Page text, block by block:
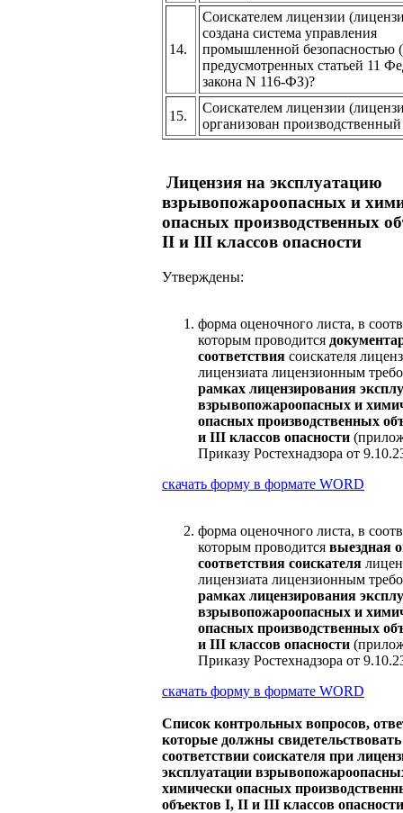
14.
Соискателем лицензии
создана система управления
промышленной безопасностью
предусмотренных статьей 11
закона N 116-ФЗ)?
15.
Соискателем лицензии
организован производственный
Лицензия на эксплуатацию
взрывопожароопасных и
опасных производственных
II и III классов опасности
Утверждены:
форма оценочного листа, в
которым проводится
соответствия соискателя
лицензиата лицензионным
рамках лицензирования
взрывопожароопасных и
опасных производственных
и III классов опасности
Приказу Ростехнадзора от
скачать форму в формате WORD
форма оценочного листа, в
которым проводится выездная
соответствия соискателя
лицензиата лицензионным
рамках лицензирования
взрывопожароопасных и
опасных производственных
и III классов опасности
Приказу Ростехнадзора от
скачать форму в формате WORD
Список контрольных вопросов,
которые должны свидетельствовать
соответствии соискателя при
эксплуатации
химически опасных
объектов I, II и III классов опасности